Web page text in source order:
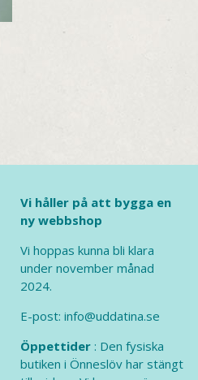
Vi håller på att bygga en
ny webbshop
Vi hoppas kunna bli klara
under november månad
2024.
E-post: info@uddatina.se
Öppettider : Den fysiska
butiken i Önneslöv har stängt